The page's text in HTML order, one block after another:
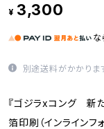
¥ 3,300
な
別途送料がかかりま
『ゴジラxコング 新た
箔印刷（インラインフ